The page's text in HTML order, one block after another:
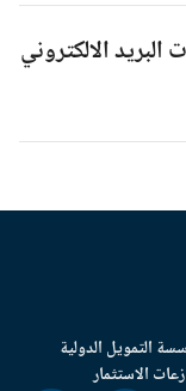
الالكتروني
الدولية
الاستثمار